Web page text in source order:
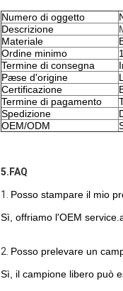
Numero di oggetto
Descrizione
Materiale
Ordine minimo
Termine di consegna
Pæse d'origine
Certificazione
Termine di pagamento
Spedizione
OEM/ODM
5.FAQ
1. Posso stampare il mio
Sì, offriamo l'OEM
2. Posso prelevare un
Sì, il campione libero può